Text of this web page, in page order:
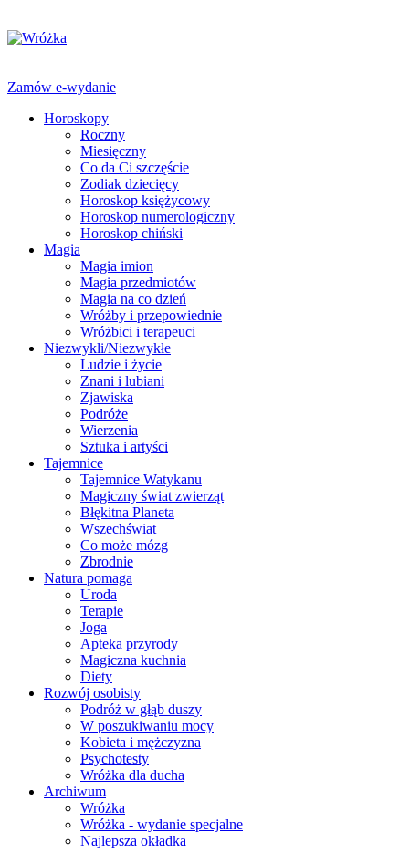
Zamów e-wydanie
Horoskopy
Roczny
Miesięczny
Co da Ci szczęście
Zodiak dziecięcy
Horoskop księżycowy
Horoskop numerologiczny
Horoskop chiński
Magia
Magia imion
Magia przedmiotów
Magia na co dzień
Wróżby i przepowiednie
Wróżbici i terapeuci
Niezwykli/Niezwykłe
Ludzie i życie
Znani i lubiani
Zjawiska
Podróże
Wierzenia
Sztuka i artyści
Tajemnice
Tajemnice Watykanu
Magiczny świat zwierząt
Błękitna Planeta
Wszechświat
Co może mózg
Zbrodnie
Natura pomaga
Uroda
Terapie
Joga
Apteka przyrody
Magiczna kuchnia
Diety
Rozwój osobisty
Podróż w głąb duszy
W poszukiwaniu mocy
Kobieta i mężczyzna
Psychotesty
Wróżka dla ducha
Archiwum
Wróżka
Wróżka - wydanie specjalne
Najlepsza okładka